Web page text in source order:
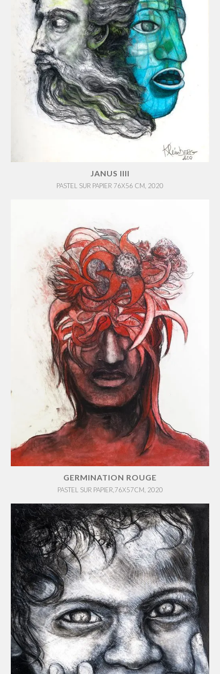
JANUS IIII
PASTEL SUR PAPIER 76X56 CM, 2020
GERMINATION ROUGE
PASTEL SUR PAPIER,76X57CM, 2020